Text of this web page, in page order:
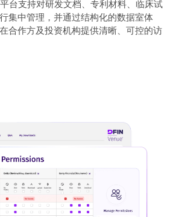
台支持对研发文档、专利材料、临床试
集中管理，并通过结构化的数据室体
合作方及投资机构提供清晰、可控的访